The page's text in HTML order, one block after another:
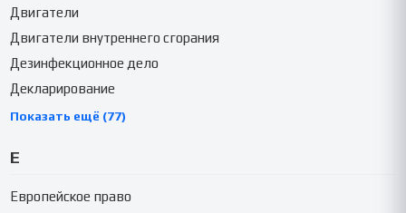
Двигатели
Двигатели внутреннего сгорания
Дезинфекционное дело
Декларирование
Показать ещё (77)
Е
Европейское право